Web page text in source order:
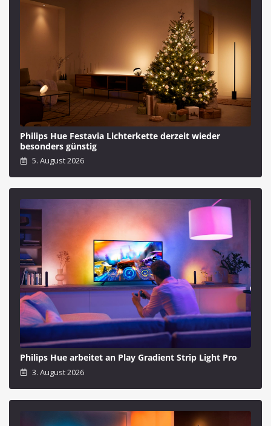
Philips Hue Festavia Lichterkette derzeit wieder
besonders günstig
5. August 2026
Philips Hue arbeitet an Play Gradient Strip Light Pro
3. August 2026